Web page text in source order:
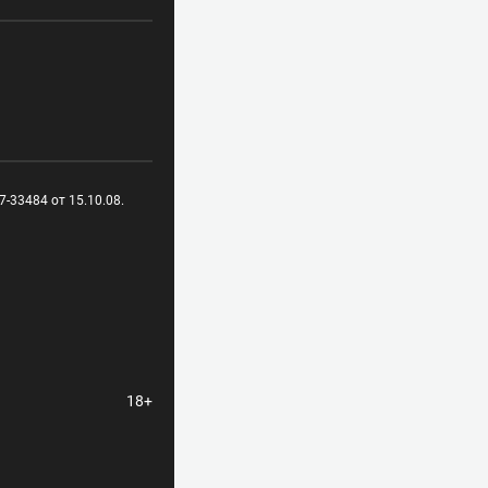
33484 от 15.10.08.
18+